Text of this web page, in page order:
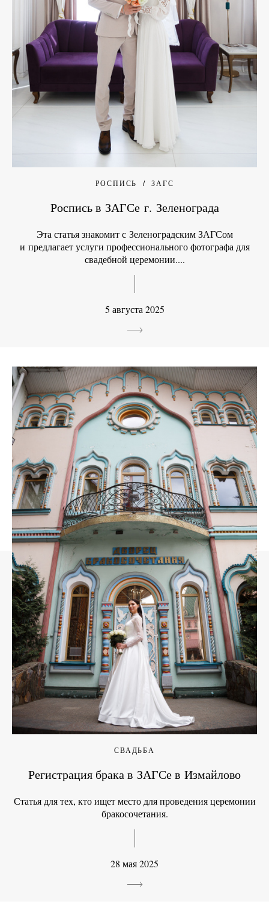
РОСПИСЬ ЗАГС
Роспись в ЗАГСе г. Зеленограда
Эта статья знакомит с Зеленоградским ЗАГСом
и предлагает услуги профессионального фотографа для
свадебной церемонии....
5 августа 2025
СВАДЬБА
Регистрация брака в ЗАГСе в Измайлово
Статья для тех, кто ищет место для проведения церемонии
бракосочетания.
28 мая 2025